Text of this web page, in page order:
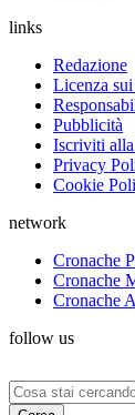
links
Redazione
Licenza
Pubblicità
Iscriviti
Privacy
Cookie
network
Cronache
Cronache
Cronache
follow us
Ricerca
per: